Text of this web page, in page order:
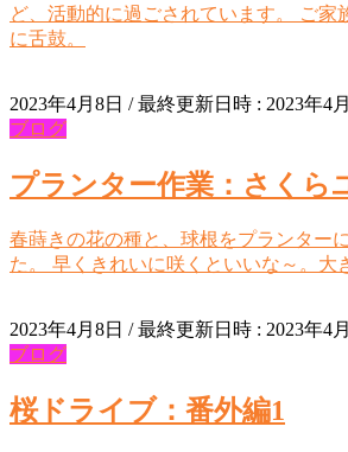
ど、活動的に過ごされています。 ご家
に舌鼓。
2023年4月8日 / 最終更新日時 : 2023年4
ブログ
プランター作業：さくら
春蒔きの花の種と、球根をプランター
た。 早くきれいに咲くといいな～。大
2023年4月8日 / 最終更新日時 : 2023年4
ブログ
桜ドライブ：番外編1